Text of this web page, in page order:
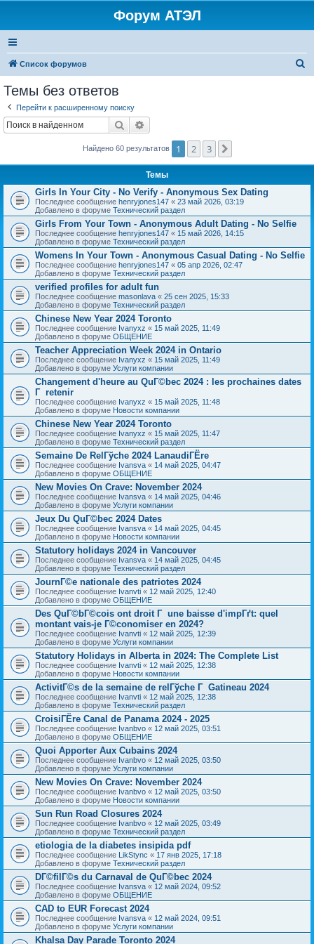
Форум АТЭЛ
Список форумов
Темы без ответов
Перейти к расширенному поиску
Поиск
Найдено 60 результатов 1 2 3
Темы
Girls In Your City - No Verify - Anonymous Sex Dating
Последнее сообщение henryjones147 « 23 май 2026, 03:19
Добавлено в форуме Технический раздел
Girls From Your Town - Anonymous Adult Dating - No Selfie
Последнее сообщение henryjones147 « 15 май 2026, 14:15
Добавлено в форуме Технический раздел
Womens In Your Town - Anonymous Casual Dating - No Selfie
Последнее сообщение henryjones147 « 05 апр 2026, 02:47
Добавлено в форуме Технический раздел
verified profiles for adult fun
Последнее сообщение masonlava « 25 сен 2025, 15:33
Добавлено в форуме Технический раздел
Chinese New Year 2024 Toronto
Последнее сообщение Ivanyxz « 15 май 2025, 11:49
Добавлено в форуме ОБЩЕНИЕ
Teacher Appreciation Week 2024 in Ontario
Последнее сообщение Ivanyxz « 15 май 2025, 11:49
Добавлено в форуме Услуги компании
Changement d'heure au QuГ©bec 2024 : les prochaines dates
Г retenir
Последнее сообщение Ivanyxz « 15 май 2025, 11:48
Добавлено в форуме Новости компании
Chinese New Year 2024 Toronto
Последнее сообщение Ivanyxz « 15 май 2025, 11:47
Добавлено в форуме Технический раздел
Semaine De RelГўche 2024 LanaudiГЁre
Последнее сообщение Ivansva « 14 май 2025, 04:47
Добавлено в форуме ОБЩЕНИЕ
New Movies On Crave: November 2024
Последнее сообщение Ivansva « 14 май 2025, 04:46
Добавлено в форуме Услуги компании
Jeux Du QuГ©bec 2024 Dates
Последнее сообщение Ivansva « 14 май 2025, 04:45
Добавлено в форуме Новости компании
Statutory holidays 2024 in Vancouver
Последнее сообщение Ivansva « 14 май 2025, 04:45
Добавлено в форуме Технический раздел
JournГ©e nationale des patriotes 2024
Последнее сообщение Ivanvti « 12 май 2025, 12:40
Добавлено в форуме ОБЩЕНИЕ
Des QuГ©bГ©cois ont droit Г une baisse d'impГґt: quel
montant vais-je Г©conomiser en 2024?
Последнее сообщение Ivanvti « 12 май 2025, 12:39
Добавлено в форуме Услуги компании
Statutory Holidays in Alberta in 2024: The Complete List
Последнее сообщение Ivanvti « 12 май 2025, 12:38
Добавлено в форуме Новости компании
ActivitГ©s de la semaine de relГўche Г Gatineau 2024
Последнее сообщение Ivanvti « 12 май 2025, 12:38
Добавлено в форуме Технический раздел
CroisiГЁre Canal de Panama 2024 - 2025
Последнее сообщение Ivanbvo « 12 май 2025, 03:51
Добавлено в форуме ОБЩЕНИЕ
Quoi Apporter Aux Cubains 2024
Последнее сообщение Ivanbvo « 12 май 2025, 03:50
Добавлено в форуме Услуги компании
New Movies On Crave: November 2024
Последнее сообщение Ivanbvo « 12 май 2025, 03:50
Добавлено в форуме Новости компании
Sun Run Road Closures 2024
Последнее сообщение Ivanbvo « 12 май 2025, 03:49
Добавлено в форуме Технический раздел
etiologia de la diabetes insipida pdf
Последнее сообщение LikStync « 17 янв 2025, 17:18
Добавлено в форуме Технический раздел
DГ©filГ©s du Carnaval de QuГ©bec 2024
Последнее сообщение Ivansva « 12 май 2024, 09:52
Добавлено в форуме ОБЩЕНИЕ
CAD to EUR Forecast 2024
Последнее сообщение Ivansva « 12 май 2024, 09:51
Добавлено в форуме Услуги компании
Khalsa Day Parade Toronto 2024